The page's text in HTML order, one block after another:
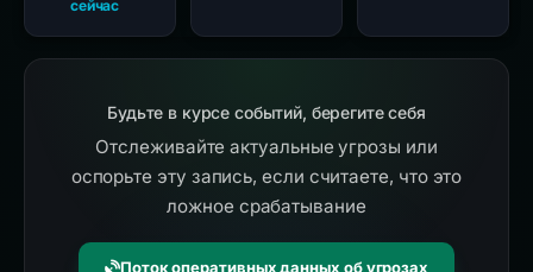
сейчас
Будьте в курсе событий, берегите себя
Отслеживайте актуальные угрозы или
оспорьте эту запись, если считаете, что это
ложное срабатывание
Поток оперативных данных об угрозах